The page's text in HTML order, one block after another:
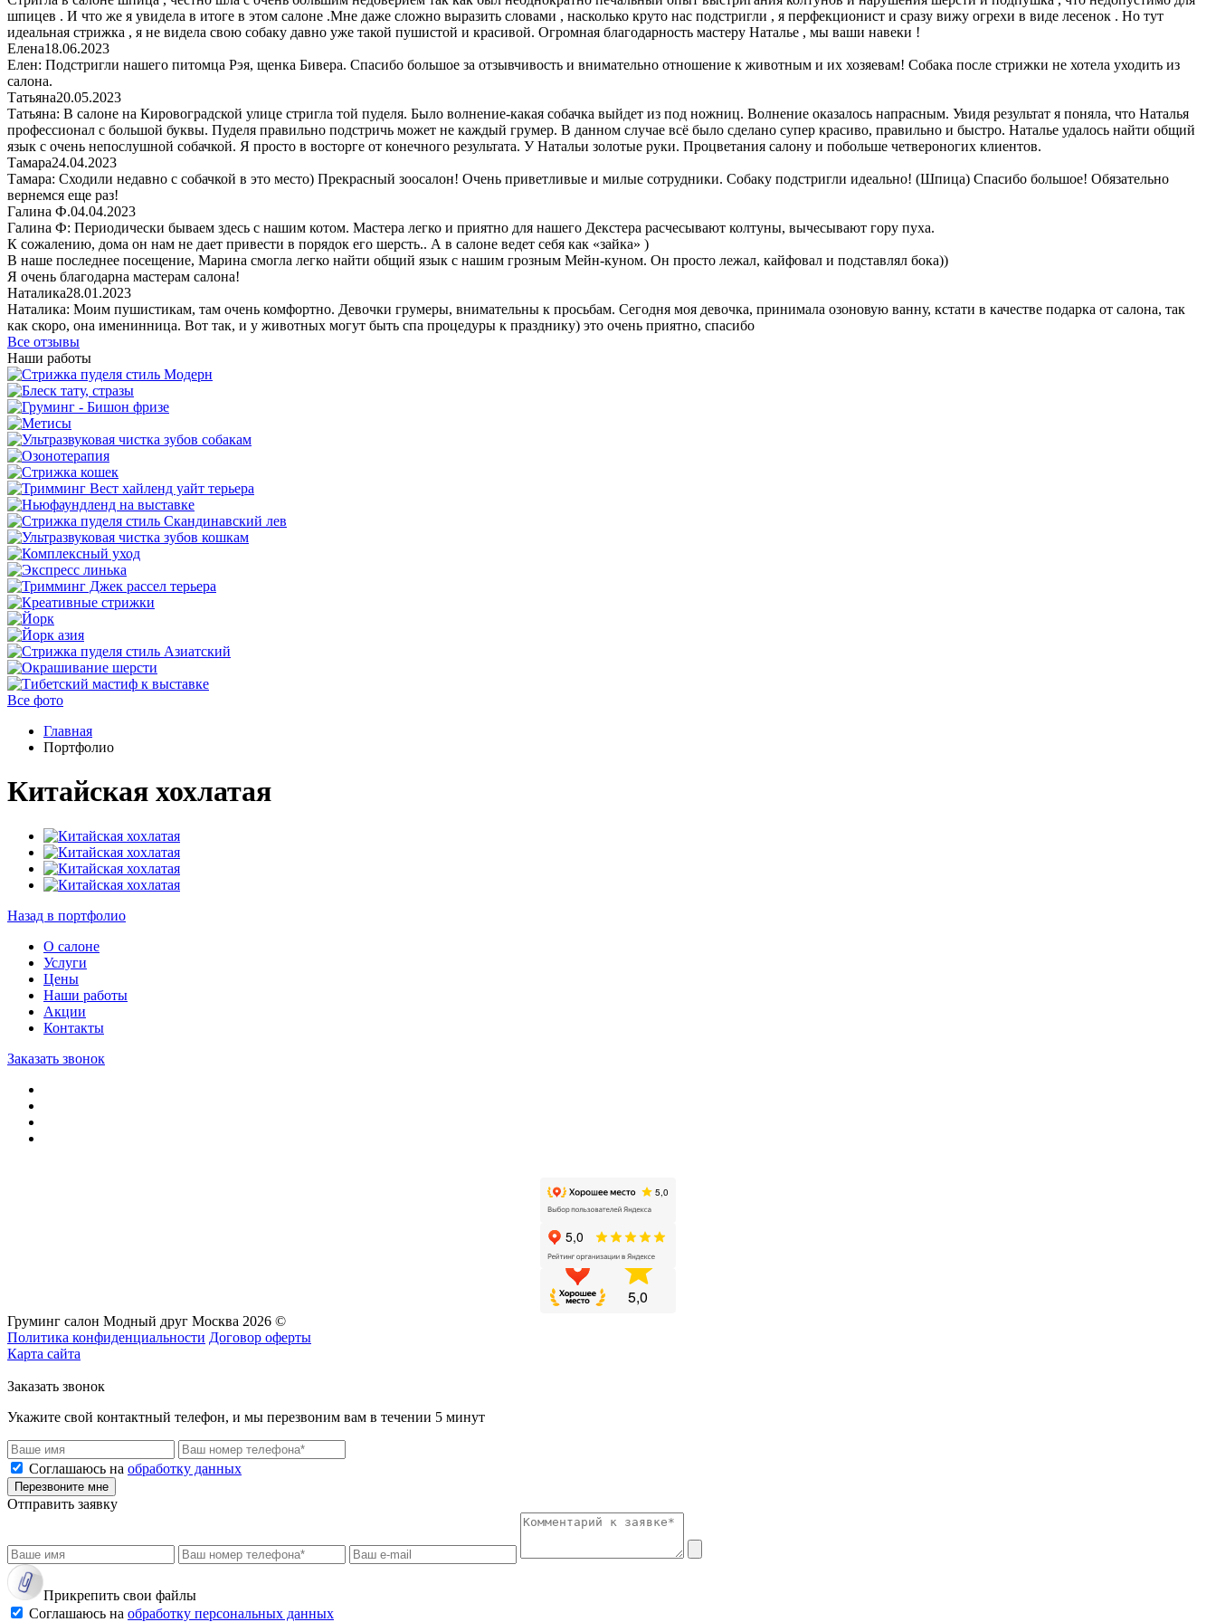
шпицев . И что же я увидела в итоге в этом салоне .Мне даже сложно выразить словами , насколько круто нас подстригли , я перфекционист и сразу вижу огрехи в виде лесенок . Но тут
идеальная стрижка , я не видела свою собаку давно уже такой пушистой и красивой. Огромная благодарность мастеру Наталье , мы ваши навеки !
Елена18.06.2023
Елен: Подстригли нашего питомца Рэя, щенка Бивера. Спасибо большое за отзывчивость и внимательно отношение к животным и их хозяевам! Собака после стрижки не хотела уходить из
салона.
Татьяна20.05.2023
Татьяна: В салоне на Кировоградской улице стригла той пуделя. Было волнение-какая собачка выйдет из под ножниц. Волнение оказалось напрасным. Увидя результат я поняла, что Наталья
профессионал с большой буквы. Пуделя правильно подстричь может не каждый грумер. В данном случае всё было сделано супер красиво, правильно и быстро. Наталье удалось найти общий
язык с очень непослушной собачкой. Я просто в восторге от конечного результата. У Натальи золотые руки. Процветания салону и побольше четвероногих клиентов.
Тамара24.04.2023
Тамара: Сходили недавно с собачкой в это место) Прекрасный зоосалон! Очень приветливые и милые сотрудники. Собаку подстригли идеально! (Шпица) Спасибо большое! Обязательно
вернемся еще раз!
Галина Ф.04.04.2023
Галина Ф: Периодически бываем здесь с нашим котом. Мастера легко и приятно для нашего Декстера расчесывают колтуны, вычесывают гору пуха.
К сожалению, дома он нам не дает привести в порядок его шерсть.. А в салоне ведет себя как «зайка» )
В наше последнее посещение, Марина смогла легко найти общий язык с нашим грозным Мейн-куном. Он просто лежал, кайфовал и подставлял бока))
Я очень благодарна мастерам салона!
Наталика28.01.2023
Наталика: Моим пушистикам, там очень комфортно. Девочки грумеры, внимательны к просьбам. Сегодня моя девочка, принимала озоновую ванну, кстати в качестве подарка от салона, так
как скоро, она именинница. Вот так, и у животных могут быть спа процедуры к празднику) это очень приятно, спасибо
Все отзывы
Наши работы
Все фото
Главная
Портфолио
Китайская хохлатая
Назад в портфолио
О салоне
Услуги
Цены
Наши работы
Акции
Контакты
Заказать звонок
Груминг салон Модный друг Москва 2026 ©
Политика конфиденциальности Договор оферты
Карта сайта
Заказать звонок
Укажите свой контактный телефон, и мы перезвоним вам в течении 5 минут
Соглашаюсь на обработку данных
Перезвоните мне
Отправить заявку
Прикрепить свои файлы
Соглашаюсь на обработку персональных данных